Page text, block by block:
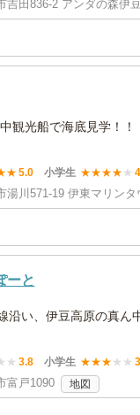
吉田836-2 アンダの森伊
観光船で海底見学！
★ 5.0 小学生 ★★★★ ★
湯川571-19 伊東マリン
ーと
沿い、伊豆高原の真ん
★ 3.8 小学生 ★★★ ★ ★
富戸1090 地図